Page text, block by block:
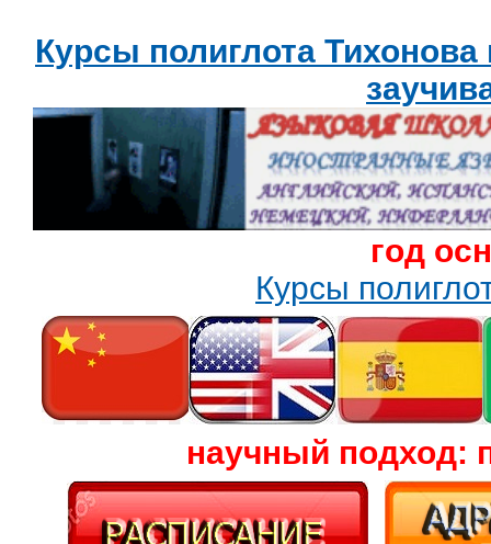
Курсы полиглота
год
Курсы
научный подход: